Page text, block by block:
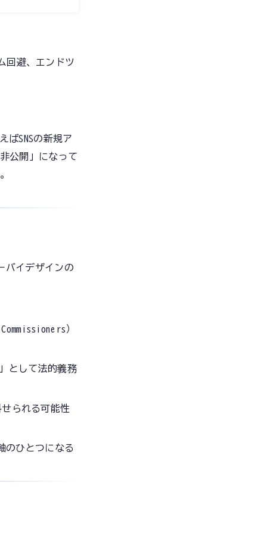
回避、エンドツ
ばSNSの新規ア
公開」になって
バイデザインの
）
として法的義務
せられる可能性
のひとつになる